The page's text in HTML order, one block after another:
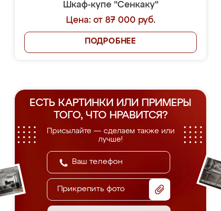
Шкаф-купе "Сенкаку"
Цена: от 87 000 руб.
ПОДРОБНЕЕ
ЕСТЬ КАРТИНКИ ИЛИ ПРИМЕРЫ
ТОГО, ЧТО НРАВИТСЯ?
Присылайте — сделаем также или
лучше!
Прикрепить фото